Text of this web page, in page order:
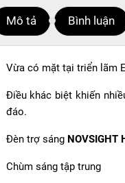
Mô tả Bình luận
Vừa có mặt tại triển lãm
Điều khác biệt khiến
đáo.
Đèn trợ sáng NOVSIGHT
Chùm sáng tập trung